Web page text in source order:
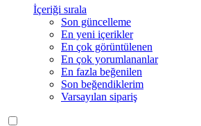
İçeriği sırala
Son güncelleme
En yeni içerikler
En çok görüntülenen
En çok yorumlananlar
En fazla beğenilen
Son beğendiklerim
Varsayılan sipariş